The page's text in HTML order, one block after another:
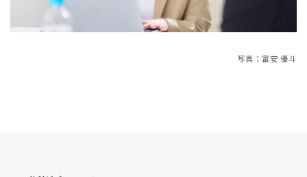
写真：富安 優斗